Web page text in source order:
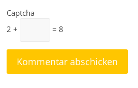
Captcha
2 +
= 8